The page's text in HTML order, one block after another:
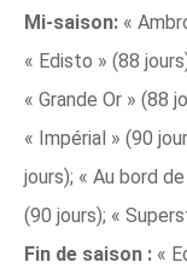
Mi-saison: «
« Edisto » (88
« Grande Or » (88
« Impérial » (90
jours); « Au bord
(90 jours); «
Fin de saison : «